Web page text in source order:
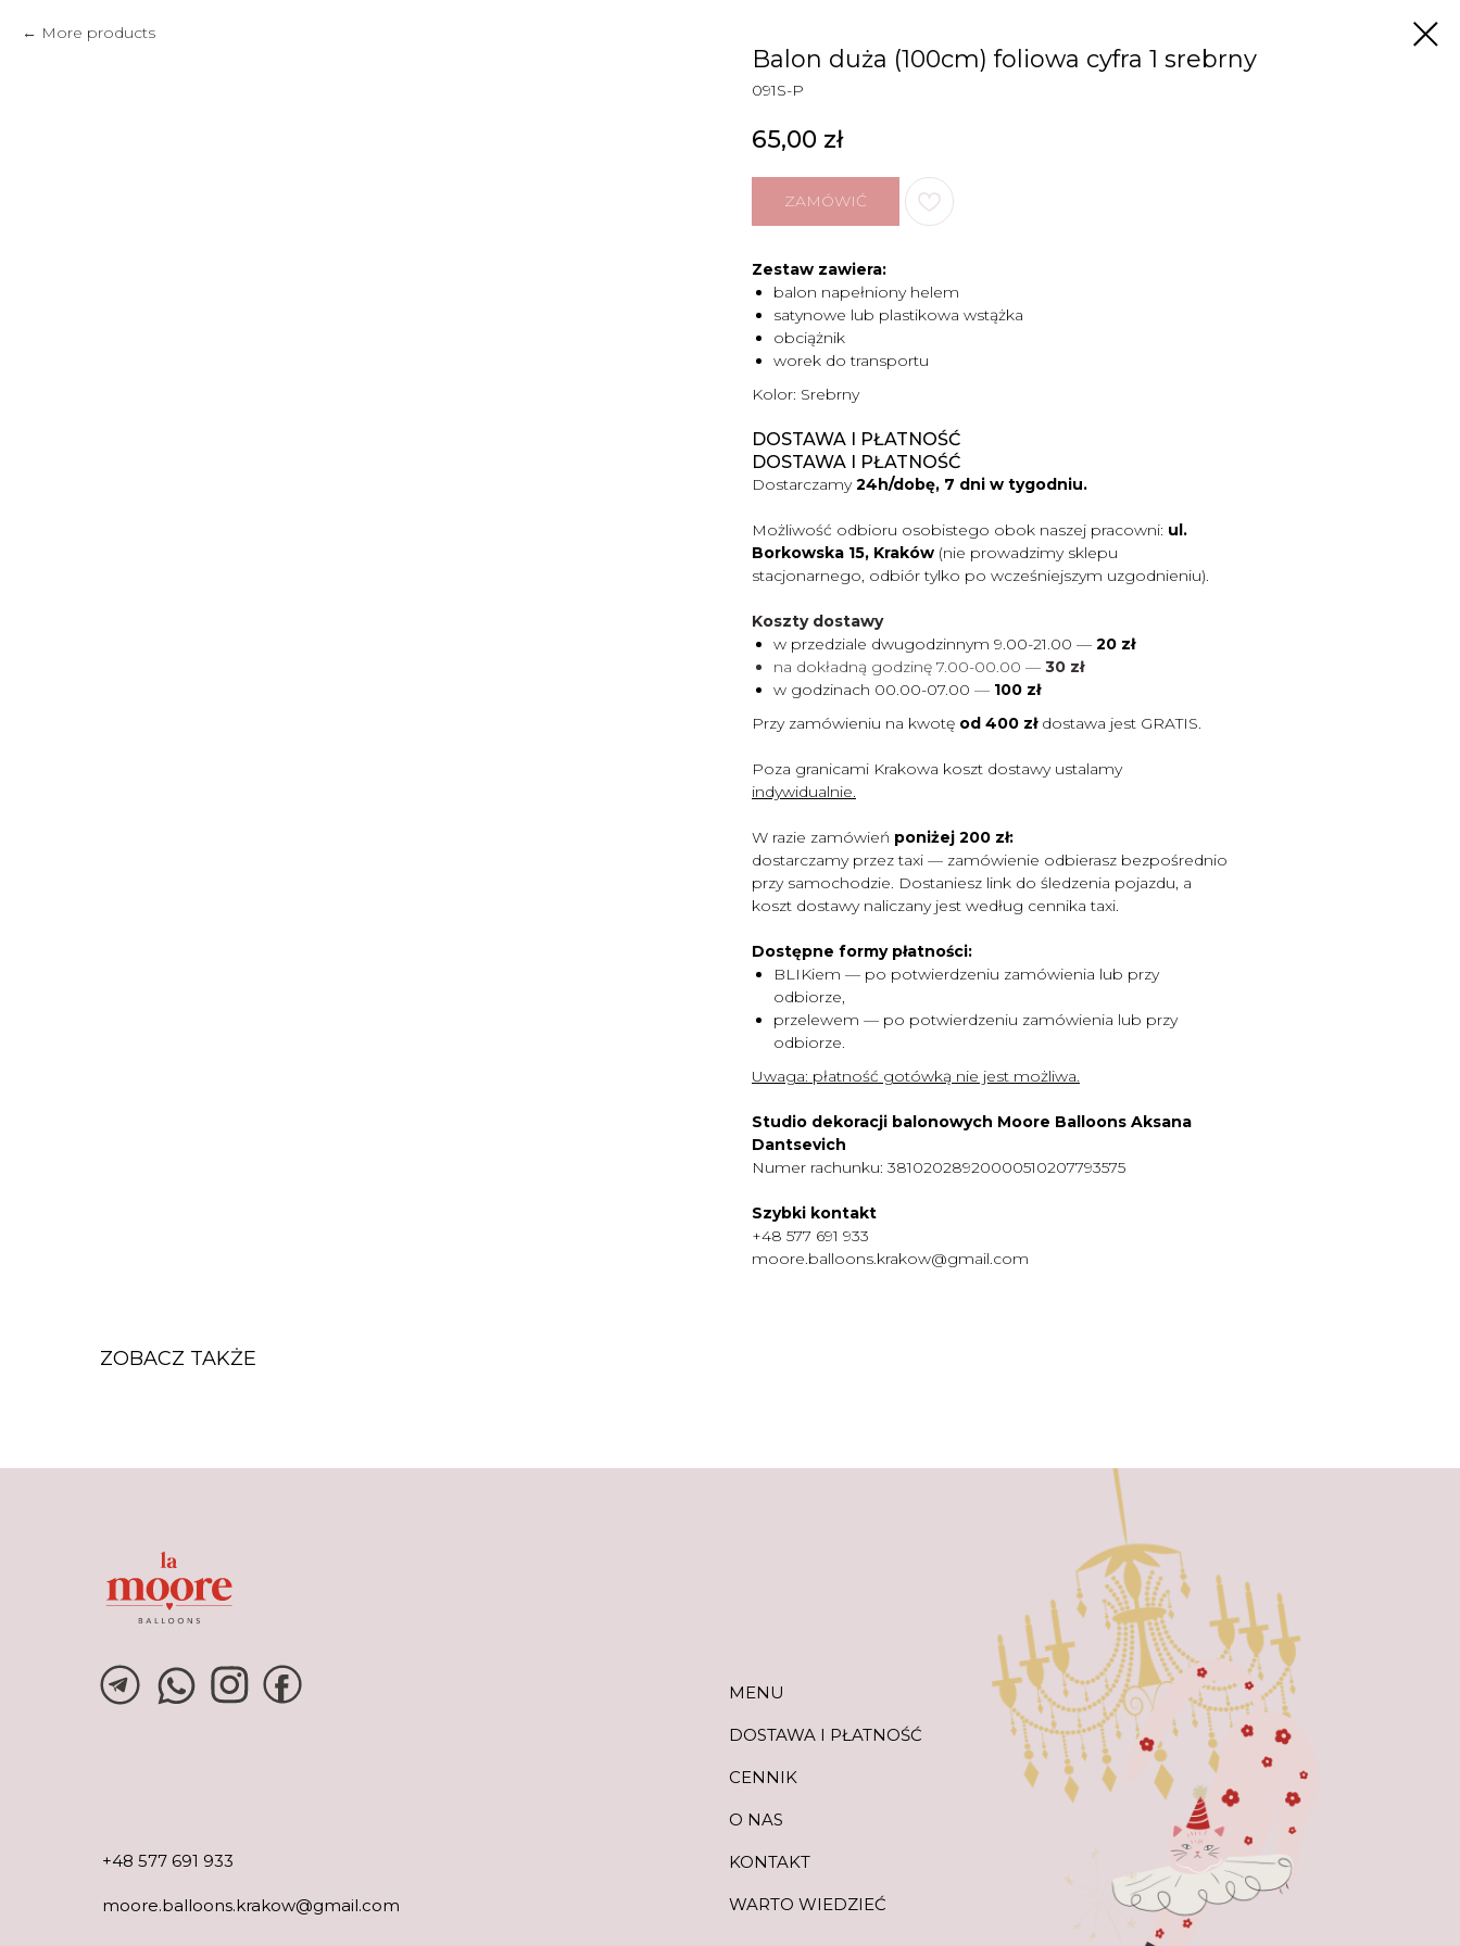
More products
Balon duża (100cm) foliowa cyfra 1 srebrny
091S-P
65,00 zł
ZAMÓWIĆ
Zestaw zawiera:
balon napełniony helem
satynowe lub plastikowa wstążka
obciążnik
worek do transportu
Kolor: Srebrny
DOSTAWA I PŁATNOŚĆ
DOSTAWA I PŁATNOŚĆ
Dostarczamy24h/dobę, 7 dni w tygodniu.
Możliwość odbioru osobistego obok naszej pracowni: ul.
Borkowska 15, Kraków (nie prowadzimy sklepu
stacjonarnego, odbiór tylko po wcześniejszym uzgodnieniu).
Koszty dostawy
w przedziale dwugodzinnym 9.00-21.00 — 20 zł
na dokładną godzinę 7.00-00.00 — 30 zł
w godzinach 00.00-07.00 — 100 zł
Przy zamówieniu na kwotę od 400 zł dostawa jest GRATIS.
Poza granicami Krakowa koszt dostawy ustalamy
indywidualnie.
W razie zamówień poniżej 200 zł:
dostarczamy przez taxi — zamówienie odbierasz bezpośrednio
przy samochodzie. Dostaniesz link do śledzenia pojazdu, a
koszt dostawy naliczany jest według cennika taxi.
Dostępne formy płatności:
BLIKiem — po potwierdzeniu zamówienia lub przy
odbiorze,
przelewem — po potwierdzeniu zamówienia lub przy
odbiorze.
Uwaga: płatność gotówką nie jest możliwa.
Studio dekoracji balonowych Moore Balloons Aksana
Dantsevich
Numer rachunku: 38102028920000510207793575
Szybki kontakt
+48 577 691 933
moore.balloons.krakow@gmail.com
ZOBACZ TAKŻE
+48 577 691 933
moore.balloons.krakow@gmail.com
KONTAKT
O NAS
CENNIK
DOSTAWA I PŁATNOŚĆ
MENU
WARTO WIEDZIEĆ